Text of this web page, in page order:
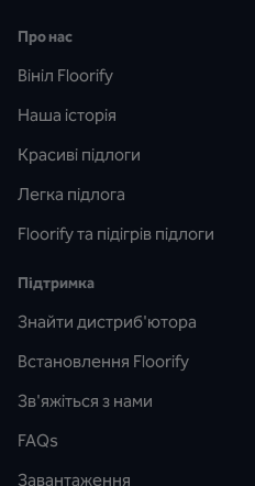
Про нас
Вініл Floorify
Наша історія
Красиві підлоги
Легка підлога
Floorify та підігрів підлоги
Підтримка
Знайти дистриб'ютора
Встановлення Floorify
Зв'яжіться з нами
FAQs
Завантаження